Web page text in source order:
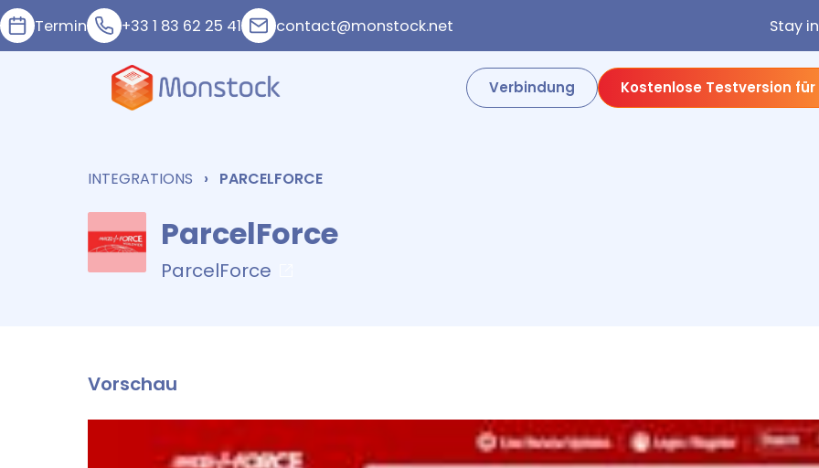
Termin +33 1 83 62 25 41 contact@monstock.net Stay
Verbindung Kostenlose Testversion für
INTEGRATIONS PARCELFORCE
ParcelForce
ParcelForce
Vorschau